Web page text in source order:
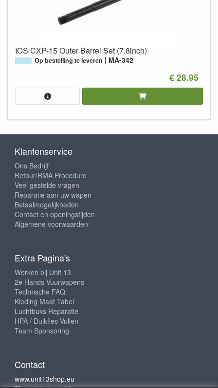
ICS CXP-15 Outer Barrel Set (7.8inch)
Op bestelling te leveren MA-342
€ 28.95
Klantenservice
Ons Bedrijf
Retour/RMA Procedure
Veel gestelde vragen
Reparatie aan uw wapen
Betaalmogelijkheden
Contact en openingstijden
Algemene voorwaarden
Extra Pagina's
Werken bij Unit 13
2e Hands Vuurwapens
Technische FAQ
Kleding Maat Tabel
Luchtbuks Reparatie
HPA / Duikfles Vullen
Team Sponsoring
Contact
www.unit13shop.eu